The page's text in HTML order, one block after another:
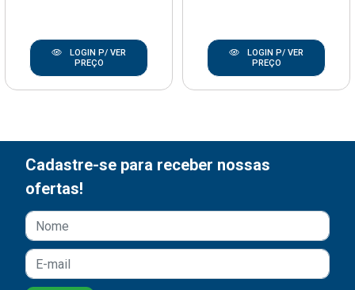
LOGIN P/ VER
PREÇO
LOGIN P/ VER
PREÇO
Cadastre-se para receber nossas
ofertas!